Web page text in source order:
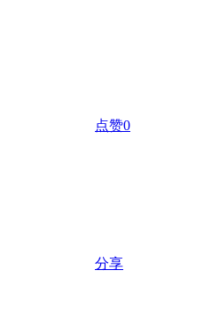
点赞0
分享